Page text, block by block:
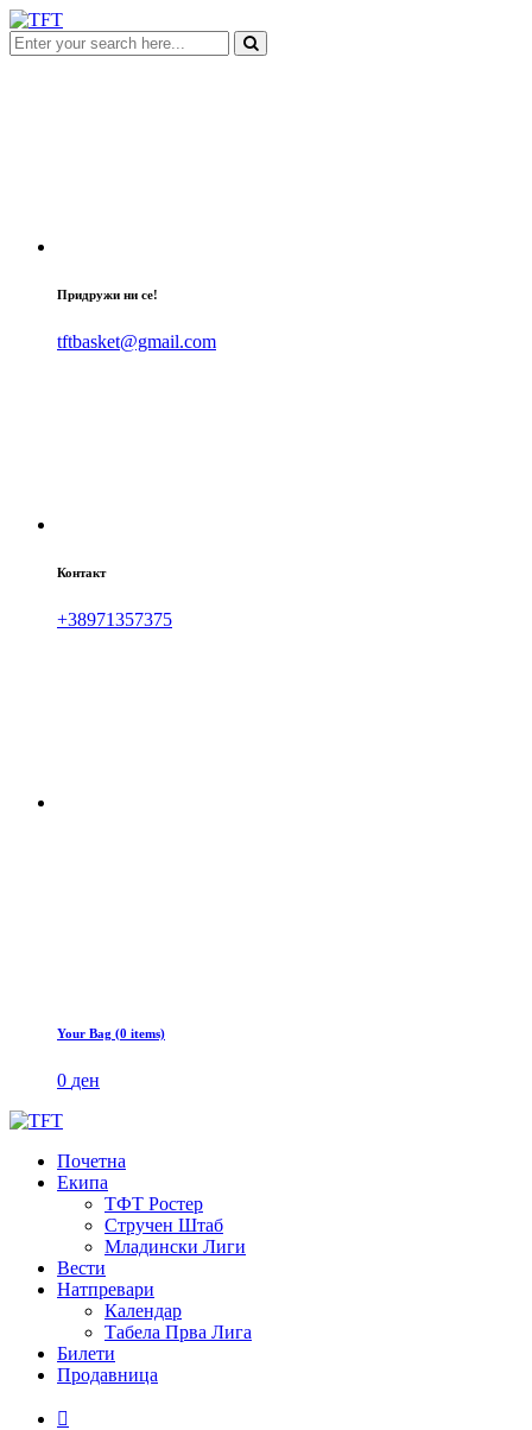
Придружи ни се!
tftbasket@gmail.com
Контакт
+38971357375
Your Bag (0 items)
0 ден
Почетна
Екипа
ТФТ Ростер
Стручен Штаб
Младински Лиги
Вести
Натпревари
Календар
Табела Прва Лига
Билети
Продавница